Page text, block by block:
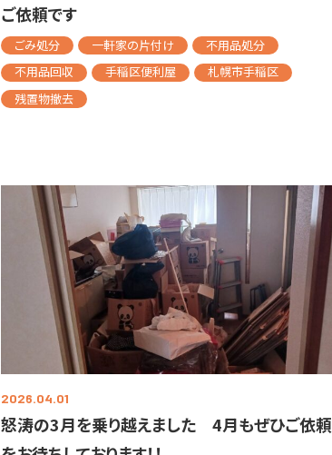
ご依頼です
ごみ処分 一軒家の片付け
不用品処分
不用品回収
手稲区便利屋
札幌市手稲区
残置物撤去
2026.04.01
怒涛の3月を乗り越えました 4月もぜひご依頼